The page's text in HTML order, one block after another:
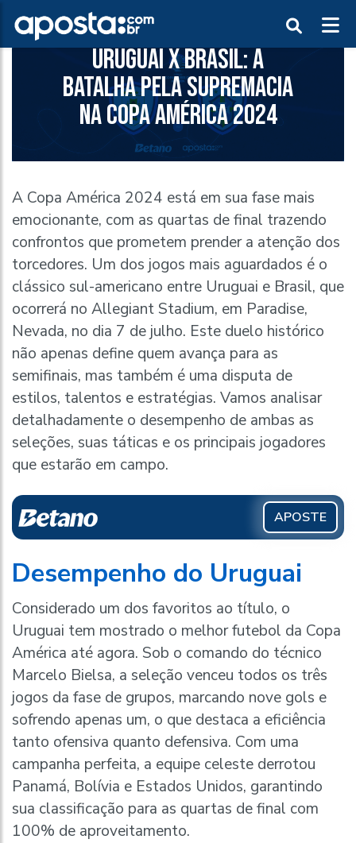
URUGUAI X BRASIL: A
BATALHA PELA SUPREMACIA
NA COPA AMÉRICA 2024
A Copa América 2024 está em sua fase mais
emocionante, com as quartas de final trazendo
confrontos que prometem prender a atenção dos
torcedores. Um dos jogos mais aguardados é o
clássico sul-americano entre Uruguai e Brasil, que
ocorrerá no Allegiant Stadium, em Paradise,
Nevada, no dia 7 de julho. Este duelo histórico
não apenas define quem avança para as
semifinais, mas também é uma disputa de
estilos, talentos e estratégias. Vamos analisar
detalhadamente o desempenho de ambas as
seleções, suas táticas e os principais jogadores
que estarão em campo.
APOSTE
Desempenho do Uruguai
Considerado um dos favoritos ao título, o
Uruguai tem mostrado o melhor futebol da Copa
América até agora. Sob o comando do técnico
Marcelo Bielsa, a seleção venceu todos os três
jogos da fase de grupos, marcando nove gols e
sofrendo apenas um, o que destaca a eficiência
tanto ofensiva quanto defensiva. Com uma
campanha perfeita, a equipe celeste derrotou
Panamá, Bolívia e Estados Unidos, garantindo
sua classificação para as quartas de final com
100% de aproveitamento.